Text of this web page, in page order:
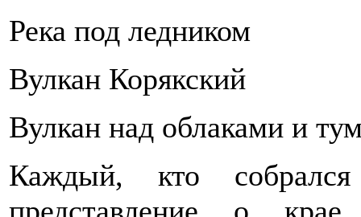
Река под ледником
Вулкан Корякский
Вулкан над облаками и
Каждый, кто